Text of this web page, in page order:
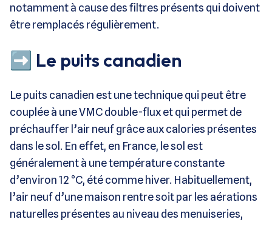
notamment à cause des filtres présents qui doivent
être remplacés régulièrement.
➡️ Le puits canadien
Le puits canadien est une technique qui peut être
couplée à une VMC double-flux et qui permet de
préchauffer l’air neuf grâce aux calories présentes
dans le sol. En effet, en France, le sol est
généralement à une température constante
d’environ 12 °C, été comme hiver. Habituellement,
l’air neuf d’une maison rentre soit par les aérations
naturelles présentes au niveau des menuiseries,